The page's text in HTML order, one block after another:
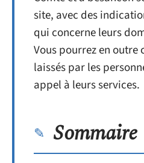
site, avec des
qui concerne leurs
Vous pourrez en outre
laissés par les
appel à leurs services.
Sommaire